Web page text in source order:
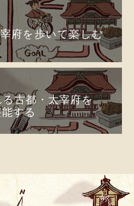
府を歩いて楽しむ
古都・太宰府を
する